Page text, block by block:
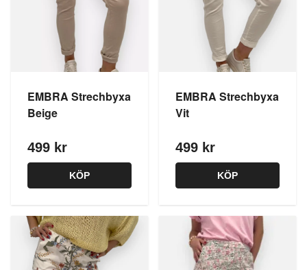
EMBRA Strechbyxa
Beige
499 kr
KÖP
EMBRA Strechbyxa
Vit
499 kr
KÖP